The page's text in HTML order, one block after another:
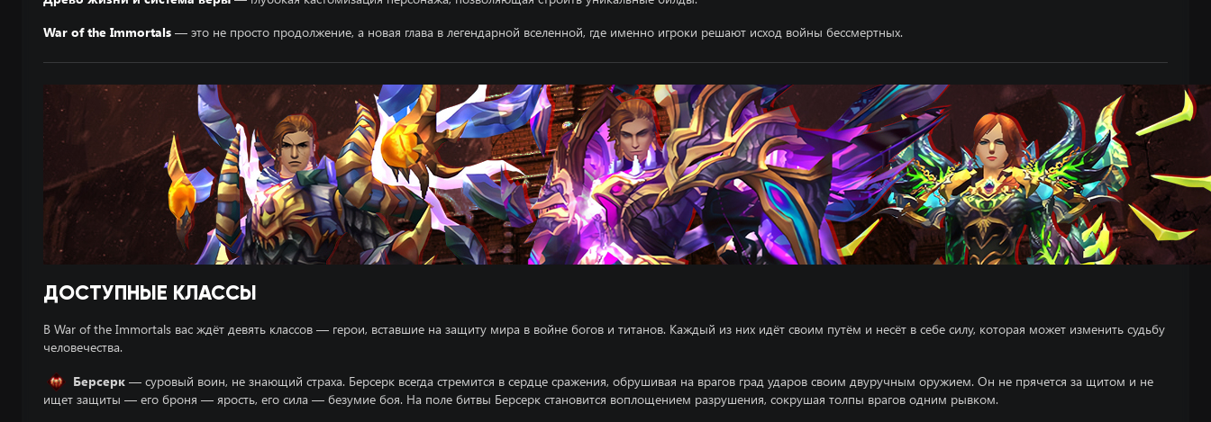
War of the Immortals — это не просто продолжение, а новая глава в легендарной вселенной, где именно игроки решают исход войны бессмертных.
ДОСТУПНЫЕ КЛАССЫ
В War of the Immortals вас ждёт девять классов — герои, вставшие на защиту мира в войне богов и титанов. Каждый из них идёт своим путём и несёт в себе силу, которая может изменить судьбу
человечества.
Берсерк— суровый воин, не знающий страха. Берсерк всегда стремится в сердце сражения, обрушивая на врагов град ударов своим двуручным оружием. Он не прячется за щитом и не
ищет защиты — его броня — ярость, его сила — безумие боя. На поле битвы Берсерк становится воплощением разрушения, сокрушая толпы врагов одним рывком.